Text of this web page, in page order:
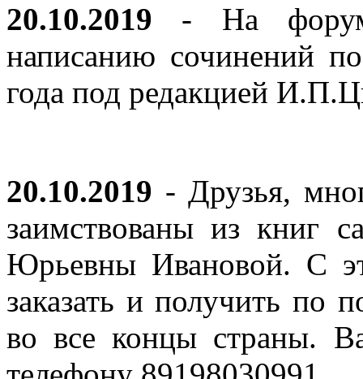
20.10.2019 - На
написанию сочинений
года под редакцией
20.10.2019 - Друзья,
заимствованы из книг
Юрьевны Ивановой. С
заказать и получить по
во все концы страны.